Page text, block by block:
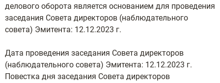
делового оборота является основанием для проведения
заседания Совета директоров (наблюдательного
совета) Эмитента: 12.12.2023 г.
Дата проведения заседания Совета директоров
(наблюдательного совета) Эмитента: 12.12.2023 г.
Повестка дня заседания Совета директоров